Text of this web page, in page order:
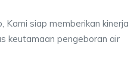
Kami siap memberikan kinerja
keutamaan pengeboran air